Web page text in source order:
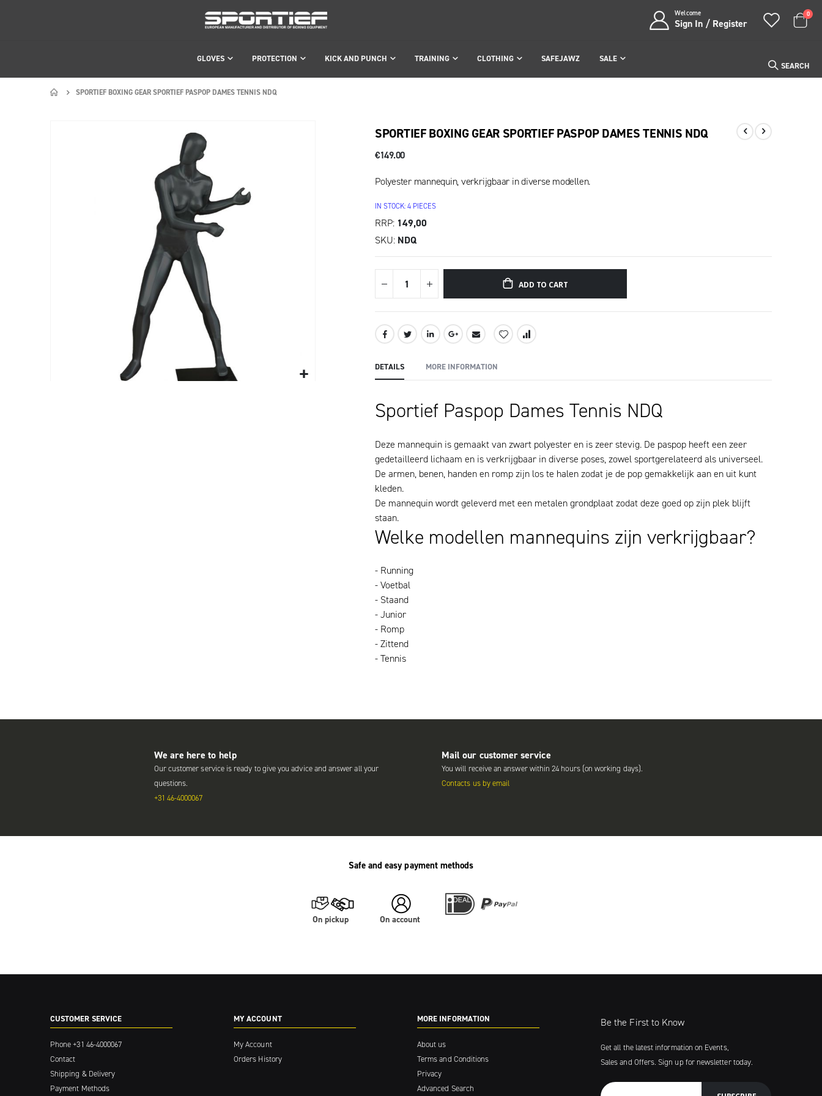
Welcome
Sign In / Register Cart
0
GLOVES PROTECTION KICK AND PUNCH TRAINING CLOTHING SAFEJAWZ SALE
SEARCH
SPORTIEF BOXING GEAR SPORTIEF PASPOP DAMES TENNIS NDQ
SPORTIEF BOXING GEAR SPORTIEF PASPOP DAMES TENNIS NDQ
€149.00
Polyester mannequin, verkrijgbaar in diverse modellen.
IN STOCK: 4 PIECES
RRP 149,00
SKU NDQ
ADD TO CART
DETAILS
Sportief Paspop Dames Tennis NDQ
Deze mannequin is gemaakt van zwart polyester en is zeer stevig. De paspop heeft een zeer
gedetailleerd lichaam en is verkrijgbaar in diverse poses, zowel sportgerelateerd als universeel.
De armen, benen, handen en romp zijn los te halen zodat je de pop gemakkelijk aan en uit kunt
kleden.
De mannequin wordt geleverd met een metalen grondplaat zodat deze goed op zijn plek blijft
staan.
Welke modellen mannequins zijn verkrijgbaar?
- Running
- Voetbal
- Staand
- Junior
- Romp
- Zittend
- Tennis
MORE INFORMATION
We are here to help
Our customer service is ready to give you advice and answer all your
questions.
+31 46-4000067
Mail our customer service
You will receive an answer within 24 hours (on working days).
Contacts us by email
Safe and easy payment methods
On pickup On account
CUSTOMER SERVICE
Phone+31 46-4000067
Contact
Shipping & Delivery
Payment Methods
MY ACCOUNT
My Account
Orders History
MORE INFORMATION
About us
Terms and Conditions
Privacy
Advanced Search
Be the First to Know
Get all the latest information on Events,
Sales and Offers. Sign up for newsletter today.